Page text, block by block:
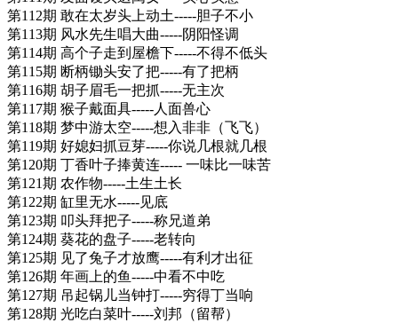
第112期 敢在太岁头上动土-----胆子不小
第113期 风水先生唱大曲-----阴阳怪调
第114期 高个子走到屋檐下-----不得不低头
第115期 断柄锄头安了把-----有了把柄
第116期 胡子眉毛一把抓-----无主次
第117期 猴子戴面具-----人面兽心
第118期 梦中游太空-----想入非非（飞飞）
第119期 好媳妇抓豆芽-----你说几根就几根
第120期 丁香叶子捧黄连----- 一味比一味苦
第121期 农作物-----土生土长
第122期 缸里无水-----见底
第123期 叩头拜把子-----称兄道弟
第124期 葵花的盘子-----老转向
第125期 见了兔子才放鹰-----有利才出征
第126期 年画上的鱼-----中看不中吃
第127期 吊起锅儿当钟打-----穷得丁当响
第128期 光吃白菜叶-----刘邦（留帮）